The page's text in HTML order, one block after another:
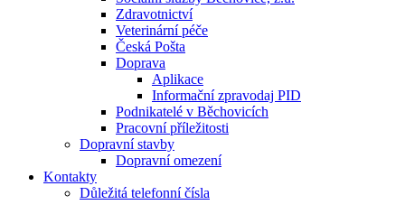
Zdravotnictví
Veterinární péče
Česká Pošta
Doprava
Aplikace
Informační zpravodaj PID
Podnikatelé v Běchovicích
Pracovní příležitosti
Dopravní stavby
Dopravní omezení
Kontakty
Důležitá telefonní čísla